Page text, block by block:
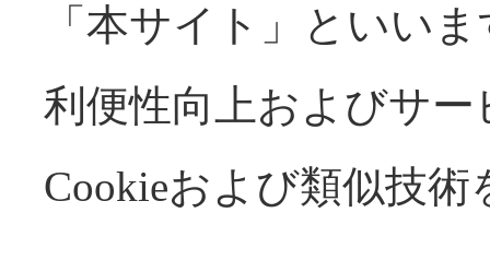
「本サイト」といい
利便性向上およびサ
Cookieおよび類似技